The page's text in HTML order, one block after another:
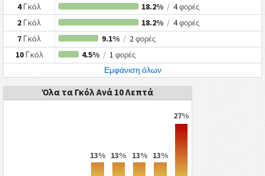
4Γκόλ 18.2% / 4φορές
2 Γκόλ 18.2% / 4φορές
7 Γκόλ 9.1% /2 φορές
10 Γκόλ 4.5% / 1φορές
Εμφάνιση όλων
Όλα τα Γκόλ Ανά 10 Λεπτά
13% 13% 13% 13%
27%